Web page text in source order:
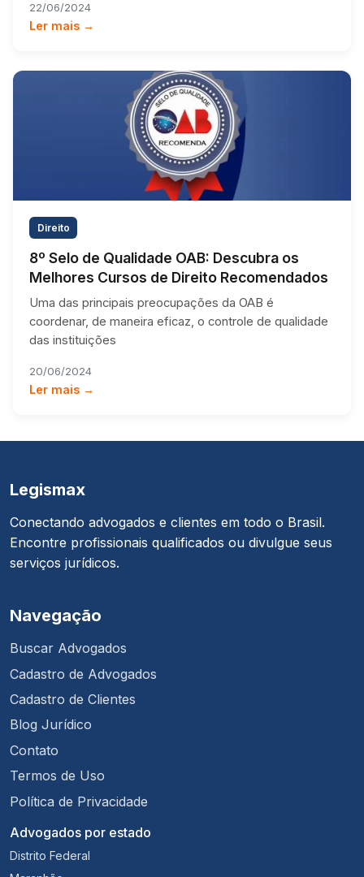
22/06/2024
Ler mais →
Direito
8º Selo de Qualidade OAB: Descubra os
Melhores Cursos de Direito Recomendados
Uma das principais preocupações da OAB é
coordenar, de maneira eficaz, o controle de qualidade
das instituições
20/06/2024
Ler mais →
Legismax
Conectando advogados e clientes em todo o Brasil.
Encontre profissionais qualificados ou divulgue seus
serviços jurídicos.
Navegação
Buscar Advogados
Cadastro de Advogados
Cadastro de Clientes
Blog Jurídico
Contato
Termos de Uso
Política de Privacidade
Advogados por estado
Distrito Federal